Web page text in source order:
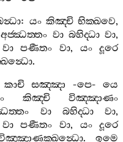
: යං කිඤ‍්චි භික‍්ඛවෙ,
අජ‍්ඣත‍්තං වා බහිද‍්ධා වා,
වා පණීතං වා, යං
දූරෙ
.
කාචි සඤ‍්ඤා -පෙ- යෙ
කිඤ‍්චි
විඤ‍්ඤාණං
වා බහිද‍්ධා වා,
වා පණීතං වා, යං
දූරෙ
.ඉමෙ